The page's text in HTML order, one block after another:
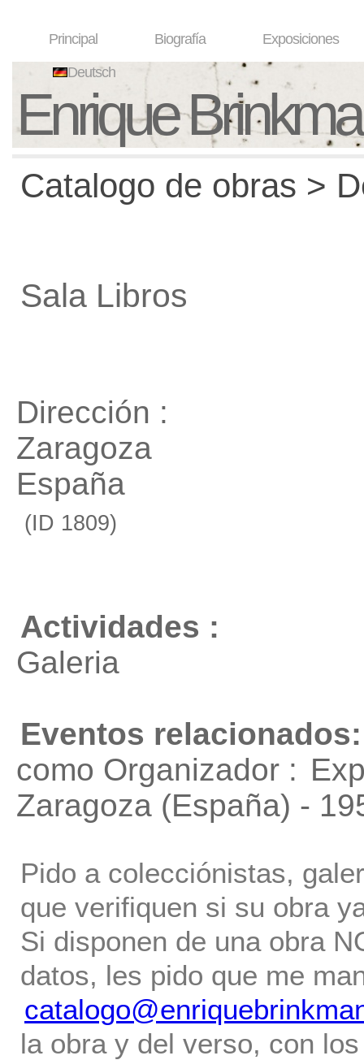
Principal Biografía Exposiciones
Deutsch
Enrique
Catalogo de obras >
Sala Libros
Dirección :
Zaragoza
España
(ID 1809)
Actividades :
Galeria
Eventos relacionados:
como Organizador :
Zaragoza (España) -
Pido a colecciónistas,
que verifiquen si su obra
Si disponen de una obra
datos, les pido que me
la obra y del verso, con